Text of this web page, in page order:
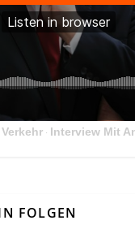
· Interview Mit Andreas
FOLGEN